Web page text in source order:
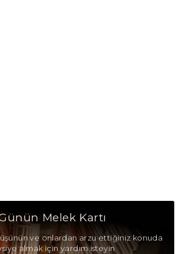
Melek Kartı
ve onlardan arzu ettiğiniz konuda
almak için yardım isteyin